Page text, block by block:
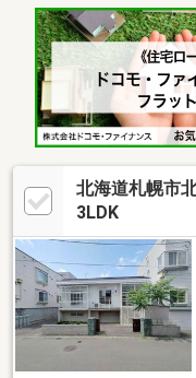
ンワカ暖房・駐車5台可能
北海道札幌市
3LDK